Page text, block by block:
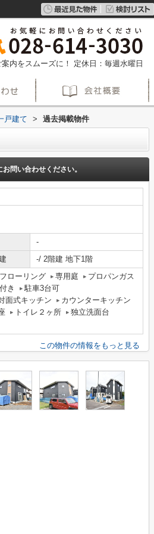
内をスムーズに！ 定休日：毎週水曜日
戸建て > 過去掲載物件
問い合わせください。
-
-/ 2階建 地下1階
フローリング 専用庭
プロパンガス
き
駐車3台可
面式キッチン
カウンターキッチン
トイレ２ヶ所
独立洗面台
この物件の情報をもっと見る